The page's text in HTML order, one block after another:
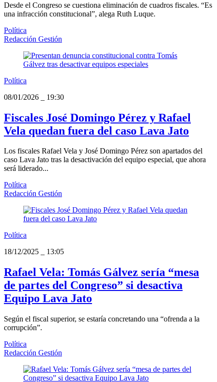
Desde el Congreso se cuestiona eliminación de cuadros fiscales. “Es
una infracción constitucional”, alega Ruth Luque.
Política
Redacción Gestión
Política
08/01/2026
19:30
Fiscales José Domingo Pérez y Rafael
Vela quedan fuera del caso Lava Jato
Los fiscales Rafael Vela y José Domingo Pérez son apartados del
caso Lava Jato tras la desactivación del equipo especial, que ahora
será liderado...
Política
Redacción Gestión
Política
18/12/2025
13:05
Rafael Vela: Tomás Gálvez sería “mesa
de partes del Congreso” si desactiva
Equipo Lava Jato
Según el fiscal superior, se estaría concretando una “ofrenda a la
corrupción”.
Política
Redacción Gestión